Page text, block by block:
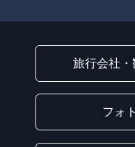
旅行会社
フォ